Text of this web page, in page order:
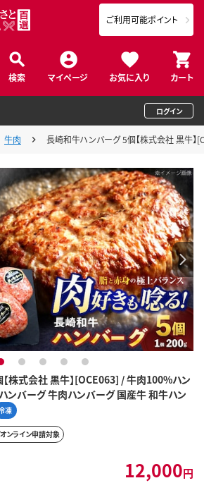
検索 マイページ お気に入り カート
ご利用可能ポイント
ログイン
牛肉 長崎和牛ハンバーグ 5個【株式会社 黒牛
株式会社 黒牛】[OCE063] / 牛肉100%ハン
ンバーグ 牛肉ハンバーグ 国産牛 和牛ハン
凍
1 2 3 4 5
オンライン申請対象
12,000円